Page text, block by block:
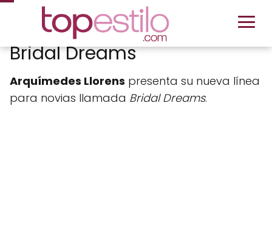
Bridal Dreams
Arquímedes Llorens presenta su nueva línea
para novias llamada Bridal Dreams.